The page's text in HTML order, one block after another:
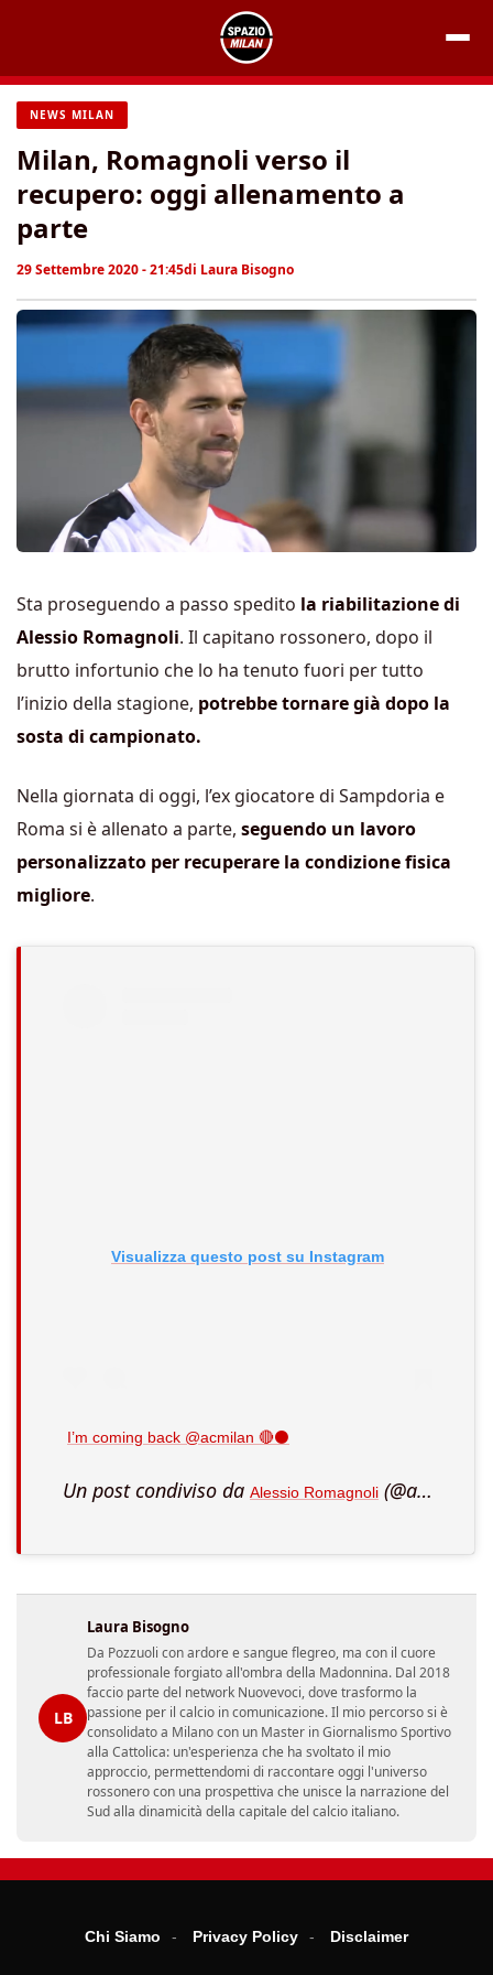
contenuto
NEWS MILAN
Milan, Romagnoli verso il
recupero: oggi allenamento a
parte
29 Settembre 2020 - 21:45di Laura Bisogno
Sta proseguendo a passo spedito la riabilitazione di
Alessio Romagnoli. Il capitano rossonero, dopo il
brutto infortunio che lo ha tenuto fuori per tutto
l’inizio della stagione, potrebbe tornare già dopo la
sosta di campionato.
Nella giornata di oggi, l’ex giocatore di Sampdoria e
Roma si è allenato a parte, seguendo un lavoro
personalizzato per recuperare la condizione fisica
migliore.
Visualizza questo post su Instagram
I’m coming back @acmilan 🔴⚫️
Un post condiviso da Alessio Romagnoli (@alessio.romagnoli) in data:
LB
Laura Bisogno
Da Pozzuoli con ardore e sangue flegreo, ma con il cuore
professionale forgiato all'ombra della Madonnina. Dal 2018
faccio parte del network Nuovevoci, dove trasformo la
passione per il calcio in comunicazione. Il mio percorso si è
consolidato a Milano con un Master in Giornalismo Sportivo
alla Cattolica: un'esperienza che ha svoltato il mio
approccio, permettendomi di raccontare oggi l'universo
rossonero con una prospettiva che unisce la narrazione del
Sud alla dinamicità della capitale del calcio italiano.
Chi Siamo Privacy Policy Disclaimer